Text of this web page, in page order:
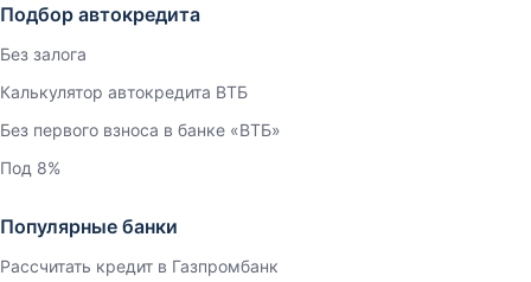
Подбор автокредита
Без залога
Калькулятор автокредита ВТБ
Без первого взноса в банке «ВТБ»
Под 8%
Популярные банки
Рассчитать кредит в Газпромбанк